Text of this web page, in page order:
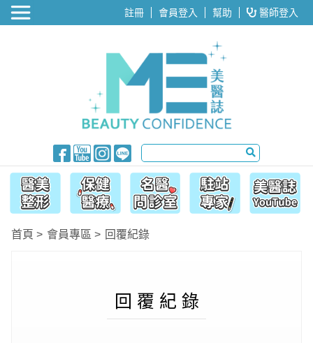
醫美整形 註冊 會員登入 幫助 醫師登入
首頁 會員專區 回覆紀錄
回 覆 紀 錄